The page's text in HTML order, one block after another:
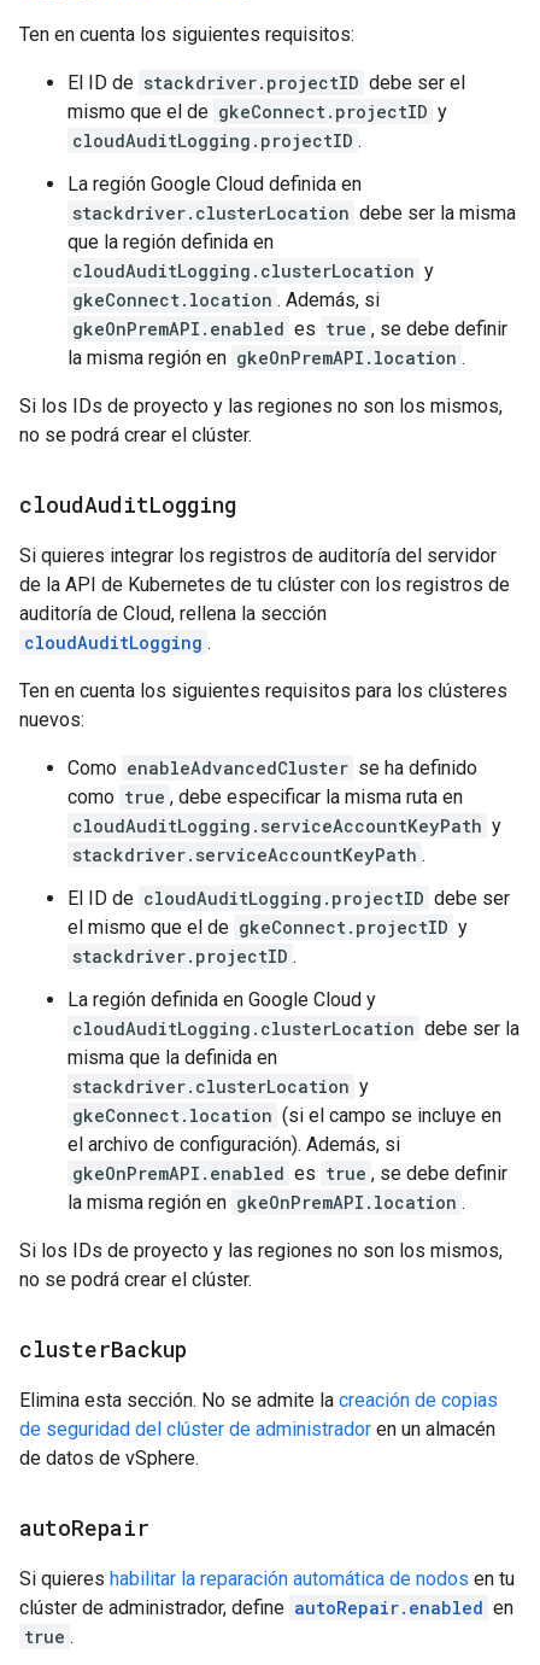
Ten en cuenta los siguientes requisitos:
El ID de stackdriver.projectID debe ser el
mismo que el de gkeConnect.projectID y
cloudAuditLogging.projectID .
La región Google Cloud definida en
stackdriver.clusterLocation debe ser la misma
que la región definida en
cloudAuditLogging.clusterLocation y
gkeConnect.location . Además, si
gkeOnPremAPI.enabled es true , se debe definir
la misma región en gkeOnPremAPI.location .
Si los IDs de proyecto y las regiones no son los mismos,
no se podrá crear el clúster.
cloudAuditLogging
Si quieres integrar los registros de auditoría del servidor
de la API de Kubernetes de tu clúster con los registros de
auditoría de Cloud, rellena la sección
cloudAuditLogging .
Ten en cuenta los siguientes requisitos para los clústeres
nuevos:
Como enableAdvancedCluster se ha definido
como true , debe especificar la misma ruta en
cloudAuditLogging.serviceAccountKeyPath y
stackdriver.serviceAccountKeyPath .
El ID de cloudAuditLogging.projectID debe ser
el mismo que el de gkeConnect.projectID y
stackdriver.projectID .
La región definida en Google Cloud y
cloudAuditLogging.clusterLocation debe ser la
misma que la definida en
stackdriver.clusterLocation y
gkeConnect.location (si el campo se incluye en
el archivo de configuración). Además, si
gkeOnPremAPI.enabled es true , se debe definir
la misma región en gkeOnPremAPI.location .
Si los IDs de proyecto y las regiones no son los mismos,
no se podrá crear el clúster.
clusterBackup
Elimina esta sección. No se admite la creación de copias
de seguridad del clúster de administrador en un almacén
de datos de vSphere.
autoRepair
Si quieres habilitar la reparación automática de nodos en tu
clúster de administrador, define autoRepair.enabled en
true .